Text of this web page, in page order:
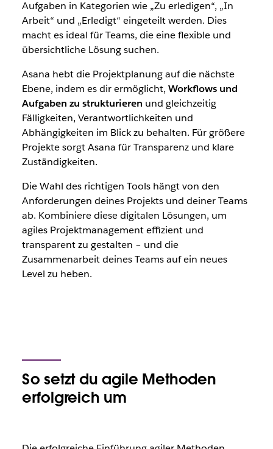
Aufgaben in Kategorien wie „Zu erledigen“, „In
Arbeit“ und „Erledigt“ eingeteilt werden. Dies
macht es ideal für Teams, die eine flexible und
übersichtliche Lösung suchen.
Asana hebt die Projektplanung auf die nächste
Ebene, indem es dir ermöglicht, Workflows und
Aufgaben zu strukturieren und gleichzeitig
Fälligkeiten, Verantwortlichkeiten und
Abhängigkeiten im Blick zu behalten. Für größere
Projekte sorgt Asana für Transparenz und klare
Zuständigkeiten.
Die Wahl des richtigen Tools hängt von den
Anforderungen deines Projekts und deiner Teams
ab. Kombiniere diese digitalen Lösungen, um
agiles Projektmanagement effizient und
transparent zu gestalten – und die
Zusammenarbeit deines Teams auf ein neues
Level zu heben.
So setzt du agile Methoden
erfolgreich um